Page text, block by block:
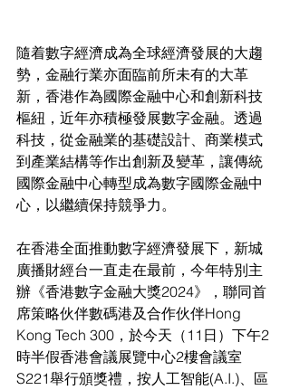
隨着數字經濟成為全球經濟發展的大趨
勢，金融行業亦面臨前所未有的大革
新，香港作為國際金融中心和創新科技
樞紐，近年亦積極發展數字金融。透過
科技，從金融業的基礎設計、商業模式
到產業結構等作出創新及變革，讓傳統
國際金融中心轉型成為數字國際金融中
心，以繼續保持競爭力。
在香港全面推動數字經濟發展下，新城
廣播財經台一直走在最前，今年特別主
辦《香港數字金融大獎2024》，聯同首
席策略伙伴數碼港及合作伙伴Hong
Kong Tech 300，於今天（11日）下午2
時半假香港會議展覽中心2樓會議室
S221舉行頒獎禮，按人工智能(A.I.)、區